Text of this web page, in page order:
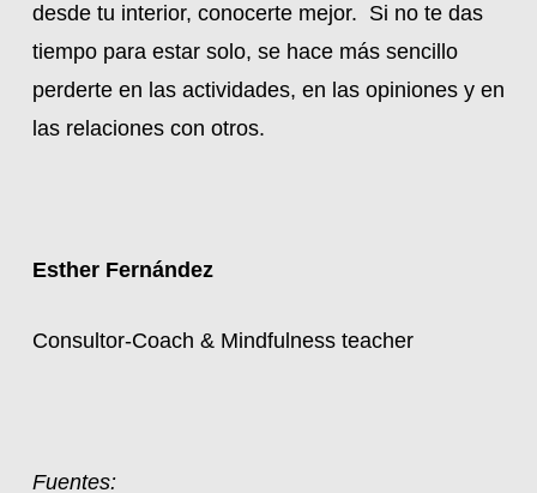
desde tu interior, conocerte mejor. Si no te das
tiempo para estar solo, se hace más sencillo
perderte en las actividades, en las opiniones y en
las relaciones con otros.
Esther Fernández
Consultor-Coach & Mindfulness teacher
Fuentes: